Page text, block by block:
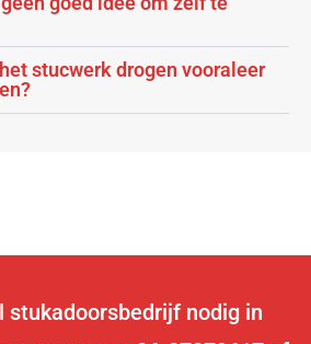
stucwerk drogen vooraleer
stukadoorsbedrijf nodig in